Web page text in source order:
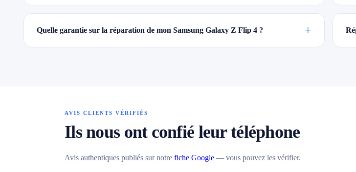
Quelle garantie sur la réparation de mon Samsung Galaxy Z Flip 4 ? +
AVIS CLIENTS VÉRIFIÉS
Ils nous ont confié leur téléphone
Avis authentiques publiés sur notre fiche Google — vous pouvez les vérifier.